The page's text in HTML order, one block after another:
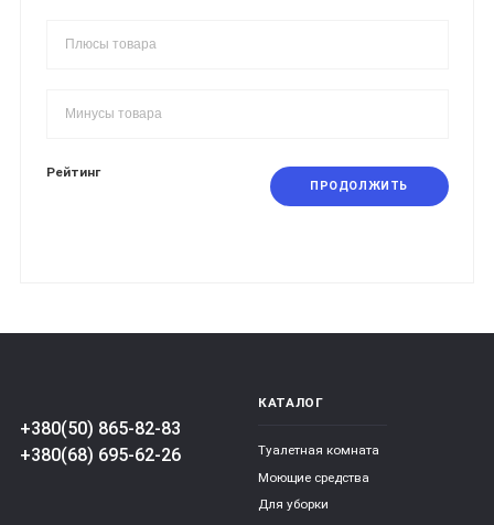
Рейтинг
ПРОДОЛЖИТЬ
+380(50) 865-82-83
+380(68) 695-62-26
КАТАЛОГ
Туалетная комната
Моющие средства
Для уборки